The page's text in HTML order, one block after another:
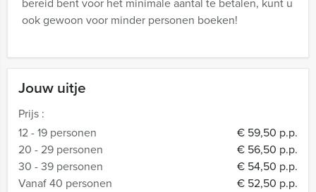
Jouw uitje
Prijs :
12 - 19 personen
€ 59,50 p.p.
20 - 29 personen
€ 56,50 p.p.
30 - 39 personen
€ 54,50 p.p.
Vanaf 40 personen
€ 52,50 p.p.
ook gewoon voor minder personen boeken!